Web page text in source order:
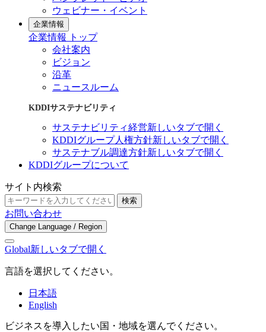
ウェビナー・イベント
企業情報
企業情報 トップ
会社案内
ビジョン
沿革
ニュースルーム
KDDIサステナビリティ
サステナビリティ経営新しいタブで開く
KDDIグループ人権方針新しいタブで開く
サステナブル調達方針新しいタブで開く
KDDIグループについて
サイト内検索
検索
お問い合わせ
Change Language / Region
Global新しいタブで開く
言語を選択してください。
日本語
English
ビジネスを導入したい国・地域を選んでください。